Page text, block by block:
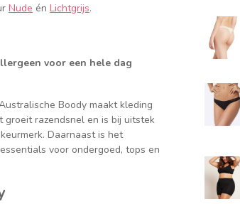
Nude én Lichtgrijs.
voor een hele dag
Boody maakt kleding
groeit razendsnel en is bij uitstek
Daarnaast is het
voor ondergoed, tops en